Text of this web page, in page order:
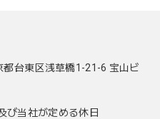
都台東区浅草橋1-21-6 宝山ビ
び当社が定める休日